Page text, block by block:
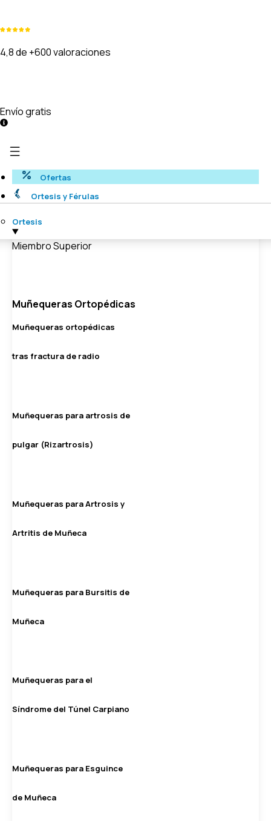
4,8 de +600 valoraciones
Envío gratis
Ofertas
Ortesis y Férulas
Ortesis
Miembro Superior
Muñequeras Ortopédicas
Muñequeras ortopédicas
tras fractura de radio
Muñequeras para artrosis de
pulgar (Rizartrosis)
Muñequeras para Artrosis y
Artritis de Muñeca
Muñequeras para Bursitis de
Muñeca
Muñequeras para el
Síndrome del Túnel Carpiano
Muñequeras para Esguince
de Muñeca